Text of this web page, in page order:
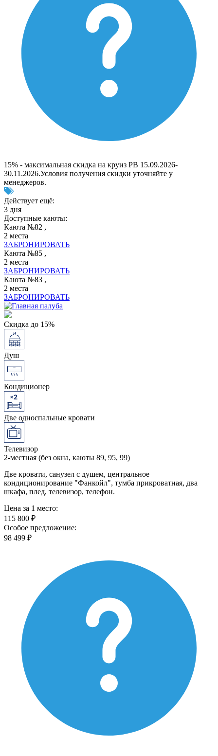
15% - максимальная скидка на круиз РВ 15.09.2026-
30.11.2026.Условия получения скидки уточняйте у
менеджеров.
Действует ещё:
3 дня
Доступные каюты:
Каюта №82 ,
2 места
ЗАБРОНИРОВАТЬ
Каюта №85 ,
2 места
ЗАБРОНИРОВАТЬ
Каюта №83 ,
2 места
ЗАБРОНИРОВАТЬ
Скидка до 15%
Душ
Кондиционер
Две односпальные кровати
Телевизор
2-местная (без окна, каюты 89, 95, 99)
Две кровати, санузел с душем, центральное
кондиционирование "Фанкойл", тумба прикроватная, два
шкафа, плед, телевизор, телефон.
Цена за 1 место:
115 800 ₽
Особое предложение:
98 499 ₽